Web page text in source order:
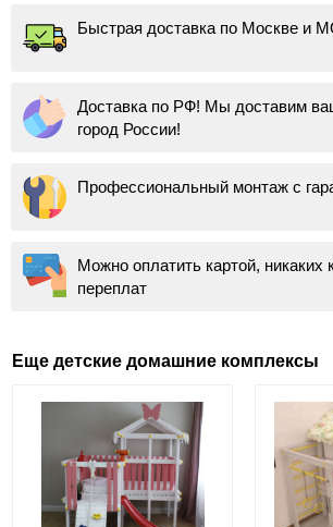
Быстрая доставка по Москве и
Доставка по РФ! Мы доставим
город России!
Профессиональный монтаж с
Можно оплатить картой, никаких
переплат
Еще детские домашние комплексы